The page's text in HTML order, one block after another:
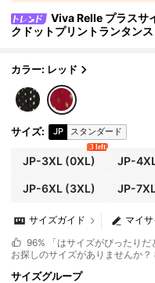
Viva Relle プラスサ
クドットプリントランタン
カラー: レッド
サイズ: JP スタンダード
JP-3XL(0XL)
3 left
JP-
JP-6XL(3XL) JP-
マイ
サイズガイド
96% 「はサイズがぴったりだ
お探しのサイズがありませんか
サイズグループ